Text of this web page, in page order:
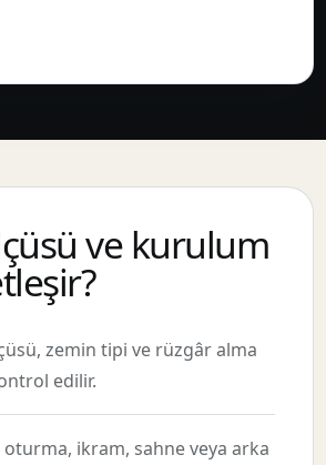
ve kurulum
zemin tipi ve rüzgâr alma
edilir.
oturma, ikram, sahne veya arka